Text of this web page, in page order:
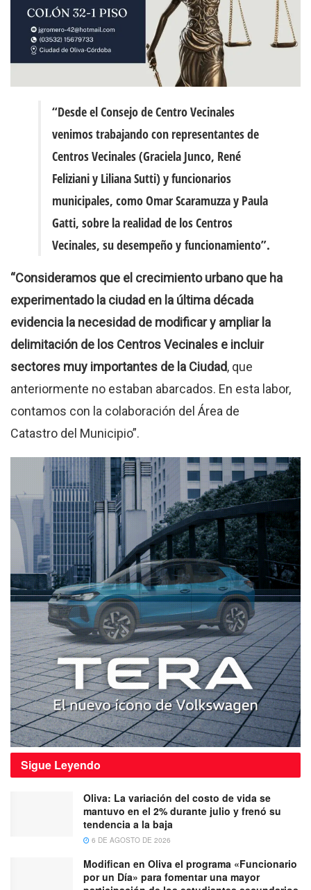
“Desde el Consejo de Centro Vecinales
venimos trabajando con representantes de
Centros Vecinales (Graciela Junco, René
Feliziani y Liliana Sutti) y funcionarios
municipales, como Omar Scaramuzza y Paula
Gatti, sobre la realidad de los Centros
Vecinales, su desempeño y funcionamiento”.
“Consideramos que el crecimiento urbano que ha
experimentado la ciudad en la última década
evidencia la necesidad de modificar y ampliar la
delimitación de los Centros Vecinales e incluir
sectores muy importantes de la Ciudad, que
anteriormente no estaban abarcados. En esta labor,
contamos con la colaboración del Área de
Catastro del Municipio”.
Sigue Leyendo
Oliva: La variación del costo de vida se
mantuvo en el 2% durante julio y frenó su
tendencia a la baja
6 DE AGOSTO DE 2026
Modifican en Oliva el programa «Funcionario
por un Día» para fomentar una mayor